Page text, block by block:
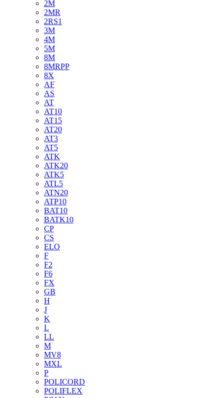
2M
2MR
2RS1
3M
4M
5M
8M
8MRPP
8X
AF
AS
AT
AT10
AT15
AT20
AT3
AT5
ATK
ATK20
ATK5
ATL5
ATN20
ATP10
BAT10
BATK10
CP
CS
ELO
F
F2
F6
FX
GB
H
J
K
L
LL
M
MV8
MXL
P
POLICORD
POLIFLEX